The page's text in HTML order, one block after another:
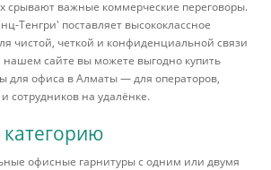
срывают важные коммерческие переговоры.
Тенгри' поставляет высококлассное
чистой, четкой и конфиденциальной связи
нашем сайте вы можете выгодно купить
для офиса в Алматы — для операторов,
сотрудников на удалёнке.
категорию
офисные гарнитуры с одним или двумя